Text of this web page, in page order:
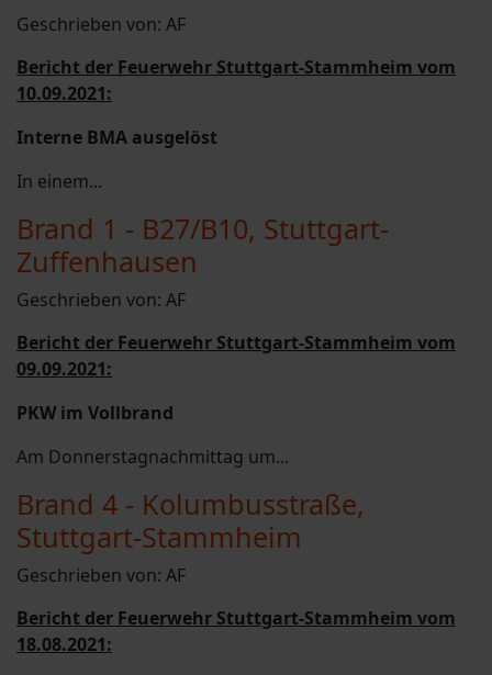
Geschrieben von: AF
Bericht der Feuerwehr Stuttgart-Stammheim vom
10.09.2021:
Interne BMA ausgelöst
In einem...
Brand 1 - B27/B10, Stuttgart-
Zuffenhausen
Geschrieben von: AF
Bericht der Feuerwehr Stuttgart-Stammheim vom
09.09.2021:
PKW im Vollbrand
Am Donnerstagnachmittag um...
Brand 4 - Kolumbusstraße,
Stuttgart-Stammheim
Geschrieben von: AF
Bericht der Feuerwehr Stuttgart-Stammheim vom
18.08.2021: